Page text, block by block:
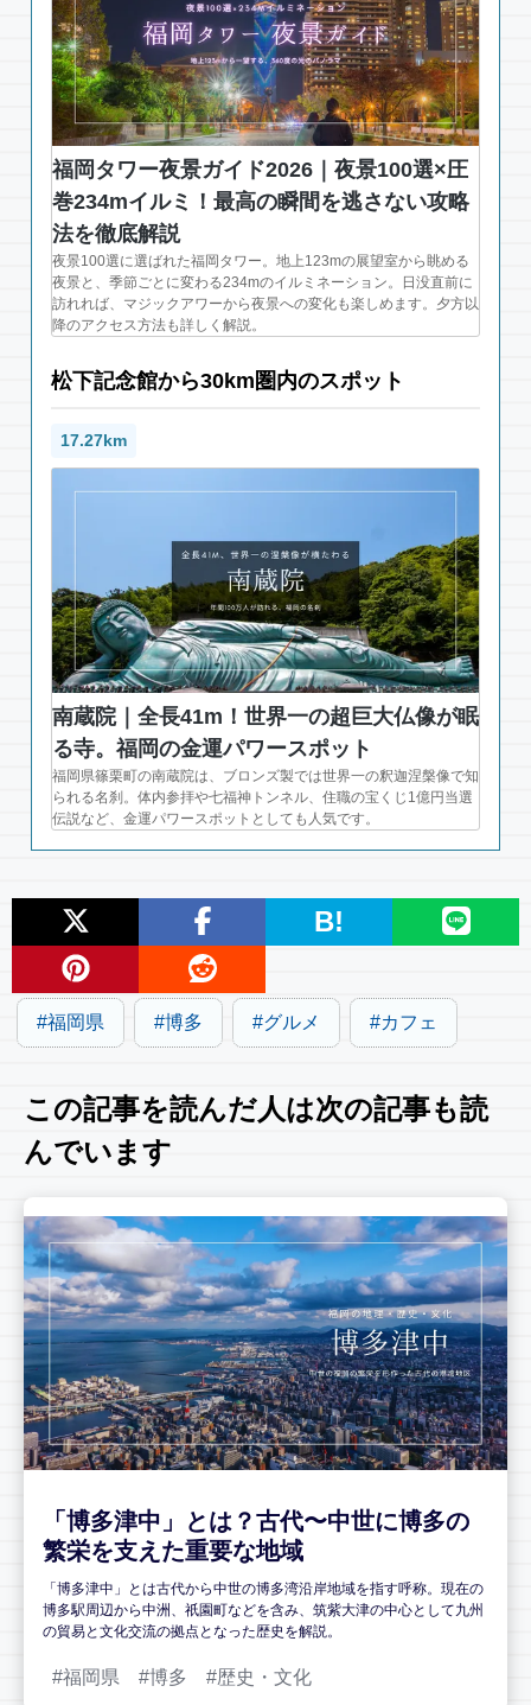
福岡タワー夜景ガイド2026｜夜景100選×圧
巻234mイルミ！最高の瞬間を逃さない攻略
法を徹底解説
夜景100選に選ばれた福岡タワー。地上123mの展望室から眺める
夜景と、季節ごとに変わる234mのイルミネーション。日没直前に
訪れれば、マジックアワーから夜景への変化も楽しめます。夕方以
降のアクセス方法も詳しく解説。
松下記念館から30km圏内のスポット
17.27km
南蔵院｜全長41m！世界一の超巨大仏像が眠
る寺。福岡の金運パワースポット
福岡県篠栗町の南蔵院は、ブロンズ製では世界一の釈迦涅槃像で知
られる名刹。体内参拝や七福神トンネル、住職の宝くじ1億円当選
伝説など、金運パワースポットとしても人気です。
B!
福岡県 博多 グルメ カフェ
この記事を読んだ人は次の記事も読
んでいます
「博多津中」とは？古代〜中世に博多の
繁栄を支えた重要な地域
「博多津中」とは古代から中世の博多湾沿岸地域を指す呼称。現在の
博多駅周辺から中洲、祇園町などを含み、筑紫大津の中心として九州
の貿易と文化交流の拠点となった歴史を解説。
福岡県 博多 歴史・文化